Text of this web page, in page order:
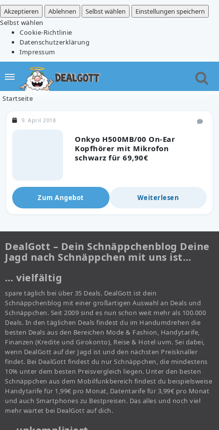
Akzeptieren
Ablehnen Selbst wählen
Einstellungen speichern
Selbst wählen
Cookie-Richtlinie
Datenschutzerklärung
Impressum
Startseite
Onkyo H500MB/00 On-Ear
Kopfhörer mit Mikrofon
schwarz für 69,90€
9. April 2018
Zum Angebot Weiterlesen
DealGott – Dein Schnäppchenblog Deine
Jagd nach Schnäppchen mit uns ist…
… vielfältig
spare täglich bei über 35 Deals. DealGott ist dein
Schnäppchenblog mit einer großartigen Auswahl an Deals und
Schnäppchen. Seit 2009 sind es nun schon weit mehr als 100.000
Deals. In den täglichen Deals findest du im Handumdrehen die
besten Deals aus den Bereichen Mode & Fashion, Handytarife,
Finanzen (Kredite und Girokonto), Reise & Hotel uvm. Sei dabei,
wenn DealGott auf der Jagd ist und den nächsten Preisknaller
findet. Bei DealGott findest du nur Schnäppchen, die mindestens
10% unter dem besten Preisvergleich liegen. Unter den besten
Schnäppchen aus dem Mobilfunkbereich findest du beispielsweise
Handytarife für 1,99€ pro Monat, Datentarife für 3,99€ pro Monat
und auch Smartphones zu Bestpreisen. Das alles und noch viel
mehr wartet bei DealGott auf dich.